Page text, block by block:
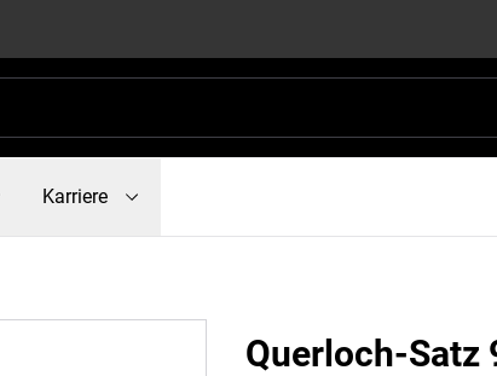
Karriere
Querloch-Satz